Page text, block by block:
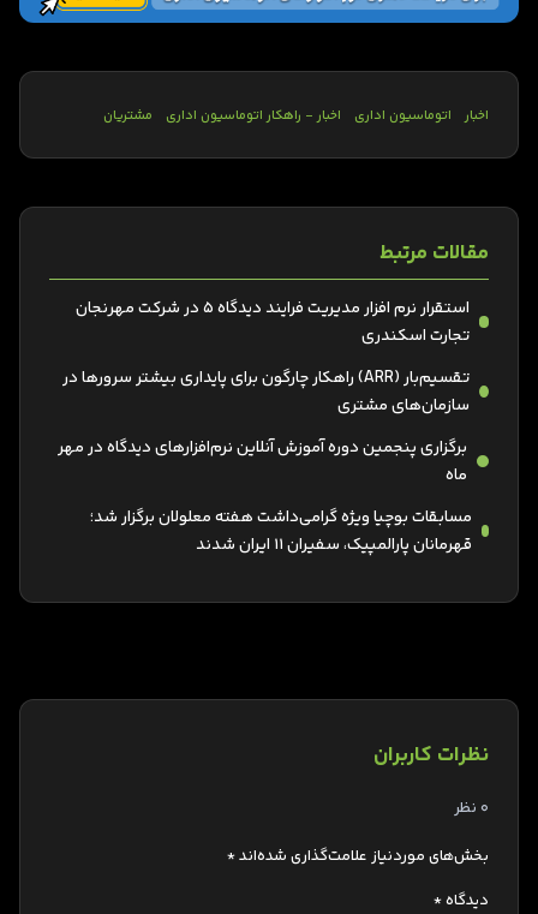
اخبار اتوماسیون اداری اخبار - راهکار اتوماسیون اداری مشتریان
مقالات مرتبط
استقرار نرم افزار مدیریت فرایند دیدگاه 5 در شرکت مهرنجان
تجارت اسکندری
تقسیم‌بار (ARR) راهکار چارگون برای پایداری بیشتر سرورها در
سازمان‌های مشتری
برگزاری پنجمین دوره آموزش آنلاین نرم‌افزارهای دیدگاه در مهر
ماه
مسابقات بوچیا ویژه گرامی‌داشت هفته معلولان برگزار شد؛
قهرمانان پارالمپیک، سفیران 11 ایران شدند
نظرات کاربران
0 نظر
بخش‌های موردنیاز علامت‌گذاری شده‌اند*
دیدگاه*